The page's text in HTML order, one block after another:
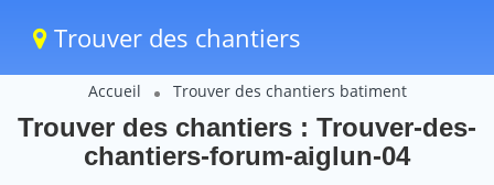
Trouver des chantiers
Accueil Trouver des chantiers batiment
Trouver des chantiers : Trouver-des-
chantiers-forum-aiglun-04